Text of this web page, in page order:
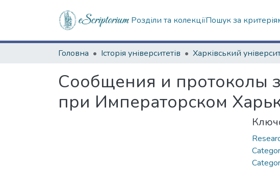
Розділи та колекціїПошук за
Головна Історія університетів
Сообщения и протоколы
при Императорском